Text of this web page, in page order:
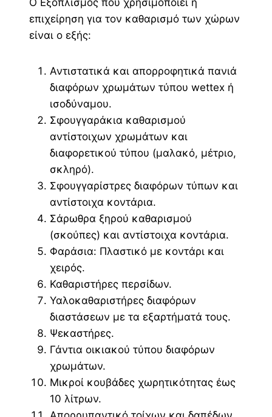
Ο Εξοπλισμός που χρησιμοποιεί η
επιχείρηση για τον καθαρισμό των χώρων
είναι ο εξής:
Αντιστατικά και απορροφητικά πανιά
διαφόρων χρωμάτων τύπου wettex ή
ισοδύναμου.
Σφουγγαράκια καθαρισμού
αντίστοιχων χρωμάτων και
διαφορετικού τύπου (μαλακό, μέτριο,
σκληρό).
Σφουγγαρίστρες διαφόρων τύπων και
αντίστοιχα κοντάρια.
Σάρωθρα ξηρού καθαρισμού
(σκούπες) και αντίστοιχα κοντάρια.
Φαράσια: Πλαστικό με κοντάρι και
χειρός.
Καθαριστήρες περσίδων.
Υαλοκαθαριστήρες διαφόρων
διαστάσεων με τα εξαρτήματά τους.
Ψεκαστήρες.
Γάντια οικιακού τύπου διαφόρων
χρωμάτων.
Μικροί κουβάδες χωρητικότητας έως
10 λίτρων.